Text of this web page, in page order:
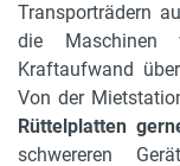
Transporträdern
die Maschinen
Kraftaufwand
Von der
Rüttelplatten
schwereren